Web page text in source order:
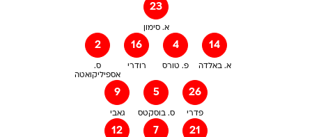
23
א. סימון
2
ס.
אספיליקואטה
16
רודרי
4
פ. טורס
14
א. באלדה
9
גאבי
5
ס. בוסקטס
26
פדרי
12 7 21